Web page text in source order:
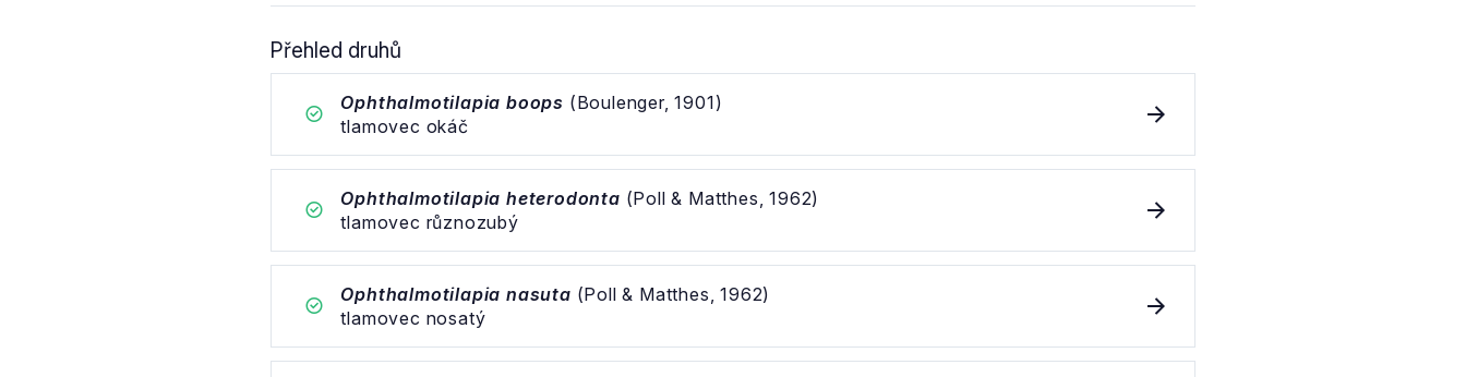
Přehled druhů
Ophthalmotilapia boops (Boulenger, 1901)
tlamovec okáč
Ophthalmotilapia heterodonta (Poll & Matthes, 1962)
tlamovec různozubý
Ophthalmotilapia nasuta (Poll & Matthes, 1962)
tlamovec nosatý